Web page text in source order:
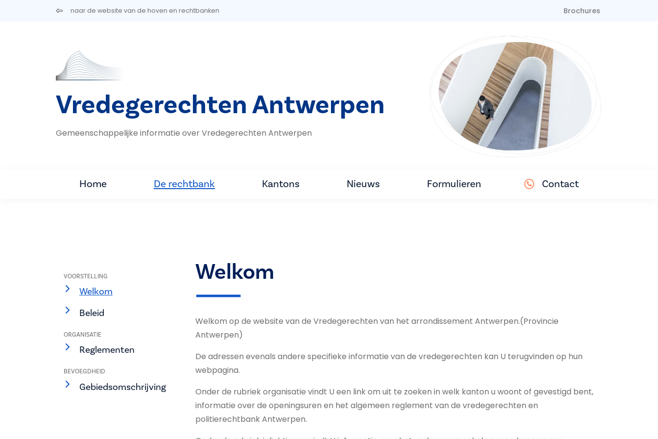
Overslaan en naar de inhoud gaannaar de website van de hoven en rechtbanken Brochures
Vredegerechten Antwerpen
Gemeenschappelijke informatie over Vredegerechten Antwerpen
Home De rechtbank Kantons Nieuws Formulieren Contact
VOORSTELLING
Welkom
Beleid
ORGANISATIE
Reglementen
BEVOEGDHEID
Gebiedsomschrijving
Welkom
Welkom op de website van de Vredegerechten van het arrondissement Antwerpen.(Provincie
Antwerpen)
De adressen evenals andere specifieke informatie van de vredegerechten kan U terugvinden op hun
webpagina.
Onder de rubriek organisatie vindt U een link om uit te zoeken in welk kanton u woont of gevestigd bent,
informatie over de openingsuren en het algemeen reglement van de vredegerechten en
politierechtbank Antwerpen.